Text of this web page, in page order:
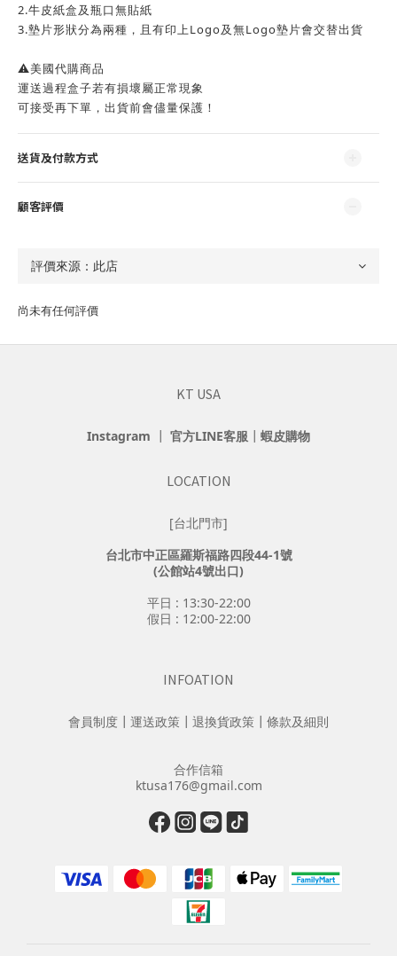
2.牛皮紙盒及瓶口無貼紙
3.墊片形狀分為兩種，且有印上Logo及無Logo墊片會交替出貨
⚠️美國代購商品
運送過程盒子若有損壞屬正常現象
可接受再下單，出貨前會儘量保護！
送貨及付款方式
顧客評價
尚未有任何評價
KT USA
Instagram ┃ 官方LINE客服 ┃ 蝦皮購物
LOCATION
[台北門市]
台北市中正區羅斯福路四段44-1號
(公館站4號出口)
平日 : 13:30-22:00
假日 : 12:00-22:00
INFOATION
會員制度 ┃ 運送政策 ┃ 退換貨政策 ┃ 條款及細則
合作信箱
ktusa176@gmail.com